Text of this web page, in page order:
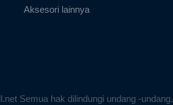
Aksesori lainnya
Semua hak dilindungi undang -undang.